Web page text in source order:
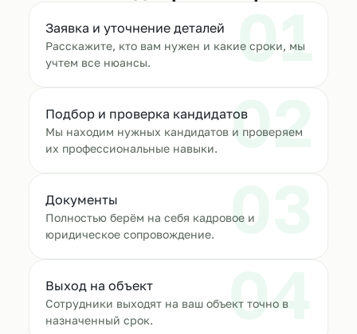
01
Заявка и уточнение деталей
Расскажите, кто вам нужен и какие сроки, мы
учтем все нюансы.
02
Подбор и проверка кандидатов
Мы находим нужных кандидатов и проверяем
их профессиональные навыки.
03
Документы
Полностью берём на себя кадровое и
юридическое сопровождение.
04
Выход на объект
Сотрудники выходят на ваш объект точно в
назначенный срок.